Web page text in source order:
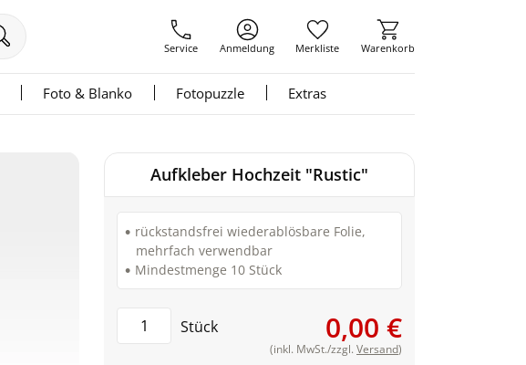
Service Anmeldung Merkliste Warenkorb
Foto & Blanko Fotopuzzle Extras
Aufkleber Hochzeit "Rustic"
rückstandsfrei wiederablösbare Folie,
mehrfach verwendbar
Mindestmenge 10 Stück
Stück 0,00 €
(inkl. MwSt./zzgl. Versand)